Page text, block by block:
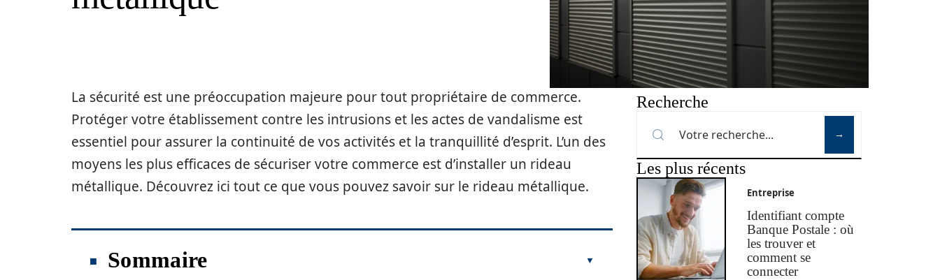
La sécurité est une préoccupation majeure pour tout propriétaire de commerce.
Protéger votre établissement contre les intrusions et les actes de vandalisme est
essentiel pour assurer la continuité de vos activités et la tranquillité d’esprit. L’un des
moyens les plus efficaces de sécuriser votre commerce est d’installer un rideau
métallique. Découvrez ici tout ce que vous pouvez savoir sur le rideau métallique.
Sommaire
Recherche
Les plus récents
Entreprise
Identifiant compte
Banque Postale : où
les trouver et
comment se
connecter